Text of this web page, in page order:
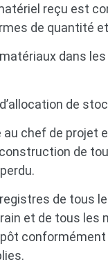
reçu est
de quantité
dans
de
au chef de projet
de
registres de tous
et de tous les
conformément